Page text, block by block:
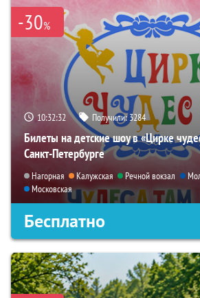
-30%
10:32:31 Получили:3284
Билеты на детские шоу в «Цирке
Санкт-Петербурге
Нагорная Калужская Речной вокзал
Московская
Бесплатно